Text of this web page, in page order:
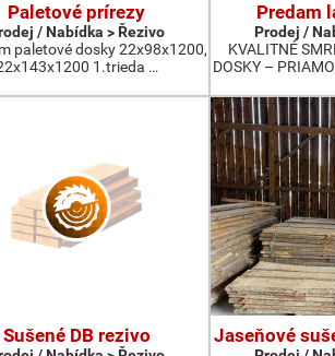
Paletové prírezy
/ Nabídka > Řezivo
paletové dosky 22x98x1200,
1.trieda …
Predam
Prodej /
KVALITNÉ
DOSKY –
Sušené DB rezivo Jaseňové